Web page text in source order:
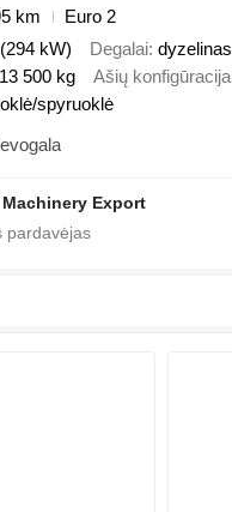
km
Euro 2
kW) Degalai dyzelinas
13 500 kg Ašių konfigūracija
spyruoklė
Export